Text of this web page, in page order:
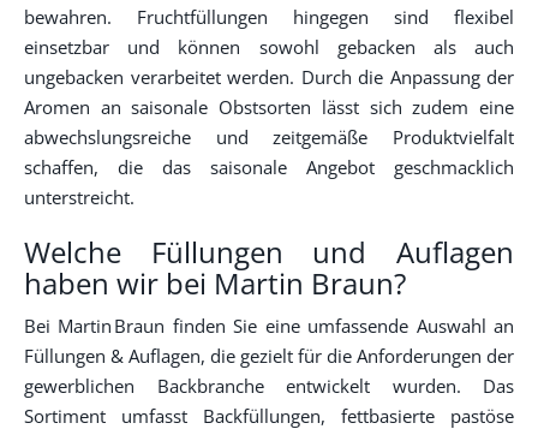
bewahren. Fruchtfüllungen hingegen sind flexibel
einsetzbar und können sowohl gebacken als auch
ungebacken verarbeitet werden. Durch die Anpassung der
Aromen an saisonale Obstsorten lässt sich zudem eine
abwechslungsreiche und zeitgemäße Produktvielfalt
schaffen, die das saisonale Angebot geschmacklich
unterstreicht.
Welche Füllungen und Auflagen
haben wir bei Martin Braun?
Bei Martin Braun finden Sie eine umfassende Auswahl an
Füllungen & Auflagen, die gezielt für die Anforderungen der
gewerblichen Backbranche entwickelt wurden. Das
Sortiment umfasst Backfüllungen, fettbasierte pastöse